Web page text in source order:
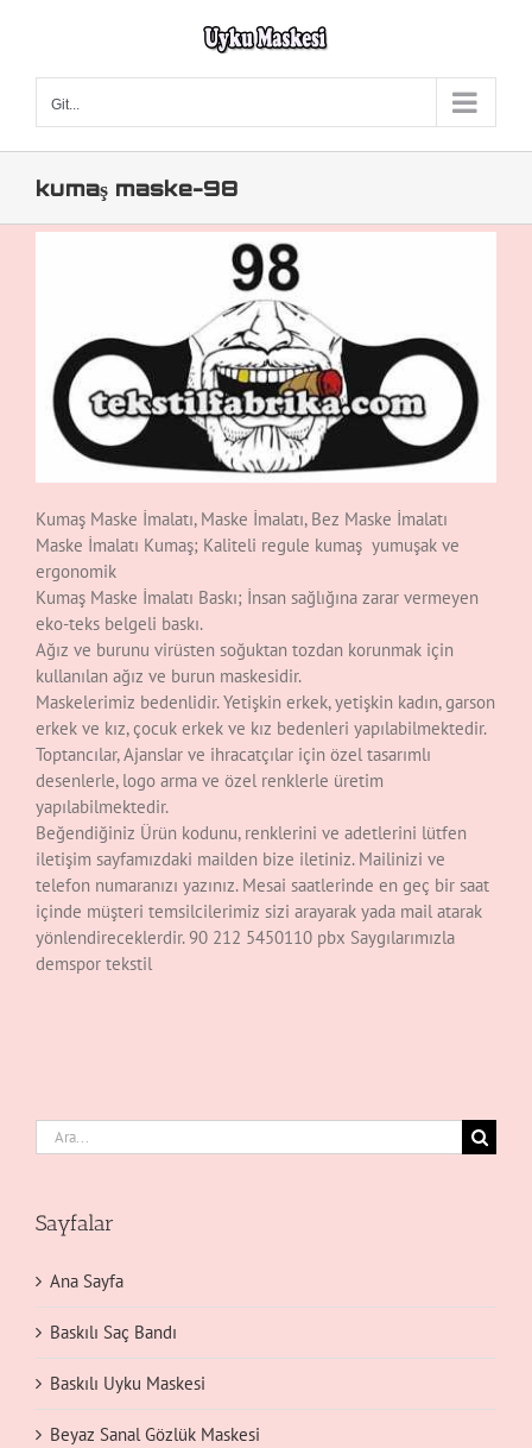
Git...
kumaş maske-98
Kumaş Maske İmalatı, Maske İmalatı, Bez Maske İmalatı
Maske İmalatı Kumaş; Kaliteli regule kumaş yumuşak ve
ergonomik
Kumaş Maske İmalatı Baskı; İnsan sağlığına zarar vermeyen
eko-teks belgeli baskı.
Ağız ve burunu virüsten soğuktan tozdan korunmak için
kullanılan ağız ve burun maskesidir.
Maskelerimiz bedenlidir. Yetişkin erkek, yetişkin kadın, garson
erkek ve kız, çocuk erkek ve kız bedenleri yapılabilmektedir.
Toptancılar, Ajanslar ve ihracatçılar için özel tasarımlı
desenlerle, logo arma ve özel renklerle üretim
yapılabilmektedir.
Beğendiğiniz Ürün kodunu, renklerini ve adetlerini lütfen
iletişim sayfamızdaki mailden bize iletiniz. Mailinizi ve
telefon numaranızı yazınız. Mesai saatlerinde en geç bir saat
içinde müşteri temsilcilerimiz sizi arayarak yada mail atarak
yönlendireceklerdir. 90 212 5450110 pbx Saygılarımızla
demspor tekstil
Ara:
Sayfalar
Ana Sayfa
Baskılı Saç Bandı
Baskılı Uyku Maskesi
Beyaz Sanal Gözlük Maskesi